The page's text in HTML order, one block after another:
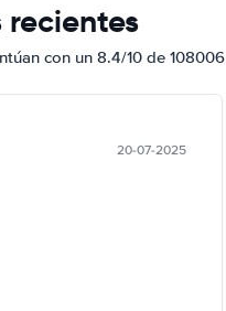
recientes
con un 8.4/10 de
20-07-2025